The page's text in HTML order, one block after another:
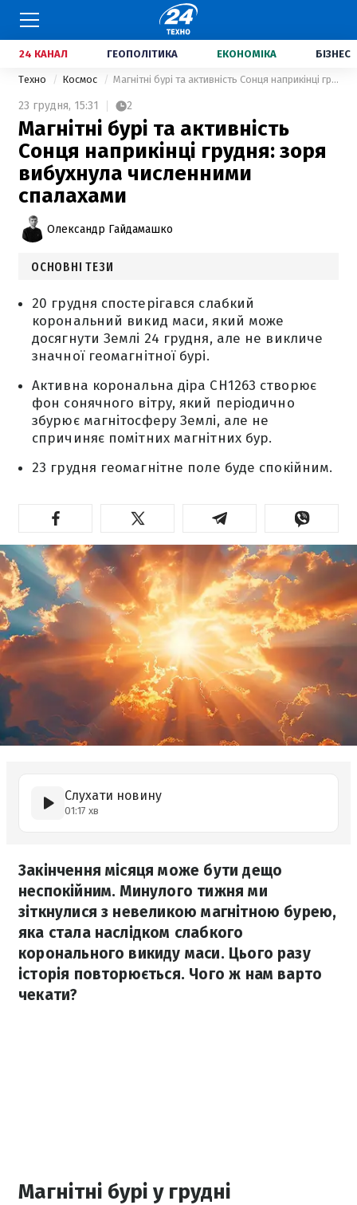
24 КАНАЛ ГЕОПОЛІТИКА ЕКОНОМІКА БІЗНЕС
Техно Космос Магнітні бурі та активність Сонця наприкінці грудня: зоря вибухнула численними спалахами
23 грудня, 15:31 2
Магнітні бурі та активність
Сонця наприкінці грудня: зоря
вибухнула численними
спалахами
Олександр Гайдамашко
ОСНОВНІ ТЕЗИ
20 грудня спостерігався слабкий
корональний викид маси, який може
досягнути Землі 24 грудня, але не викличе
значної геомагнітної бурі.
Активна корональна діра CH1263 створює
фон сонячного вітру, який періодично
збурює магнітосферу Землі, але не
спричиняє помітних магнітних бур.
23 грудня геомагнітне поле буде спокійним.
Слухати новину
01:17 хв
Закінчення місяця може бути дещо
неспокійним. Минулого тижня ми
зіткнулися з невеликою магнітною бурею,
яка стала наслідком слабкого
коронального викиду маси. Цього разу
історія повторюється. Чого ж нам варто
чекати?
Магнітні бурі у грудні